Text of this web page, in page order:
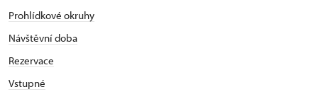
Prohlídkové okruhy
Návštěvní doba
Rezervace
Vstupné